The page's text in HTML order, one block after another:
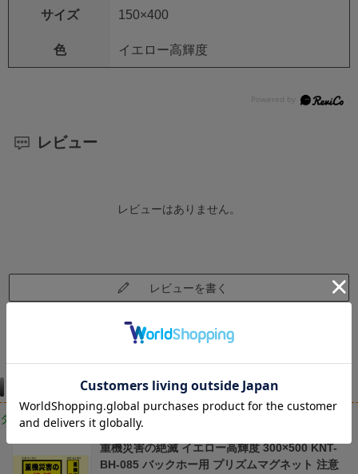
サイズ 150×400
色 イエロー高輝度
レビュー
レビューはありません。
レビューを書く
タイプ・サイズ違いはこちら
重機災害の絶滅 イエロー高輝度 300×500 KNT-
BH-085 バックホー用 プリズムマグネット 注意